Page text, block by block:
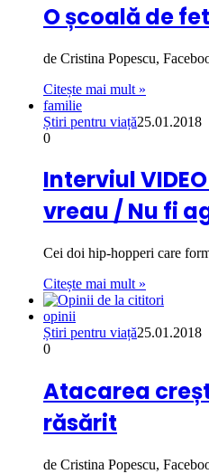
O școală de
de Cristina Popescu,
Citește mai mult »
familie
Știri pentru viață25.01.2018
0
Interviul
vreau / Nu fi
Cei doi hip-hopperi care
Citește mai mult »
opinii
Știri pentru viață25.01.2018
0
Atacarea
răsărit
de Cristina Popescu,